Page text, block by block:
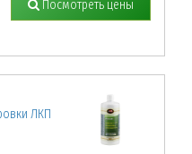
Посмотреть цены
ЛКП